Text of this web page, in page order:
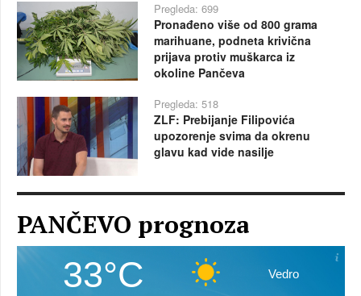
Pregleda: 699
Pronađeno više od 800 grama
marihuane, podneta krivična
prijava protiv muškarca iz
okoline Pančeva
Pregleda: 518
ZLF: Prebijanje Filipovića
upozorenje svima da okrenu
glavu kad vide nasilje
PANČEVO prognoza
33°C Vedro